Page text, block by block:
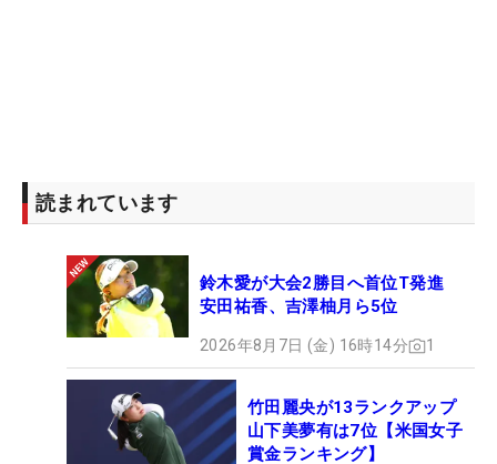
読まれています
鈴木愛が大会2勝目へ首位T発進
安田祐香、吉澤柚月ら5位
2026年8月7日 (金) 16時14分 1
竹田麗央が13ランクアップ
山下美夢有は7位【米国女子
賞金ランキング】